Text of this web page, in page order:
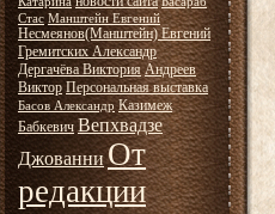
Стас Манштейн Евгений
Несмеянов(Манштейн) Евгений
Гремитских Александр
Дергачёва Виктория Андреев
Виктор Персональная выставка
Басов Александр Казимеж
Бабкевич Вепхвадзе
Джованни От
редакции